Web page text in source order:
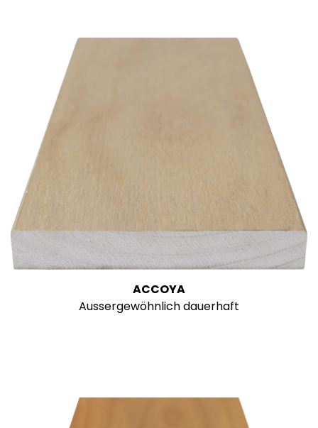
ACCOYA
Aussergewöhnlich dauerhaft